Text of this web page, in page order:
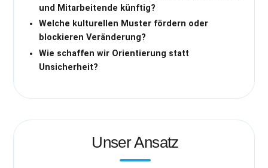
und Mitarbeitende künftig?
Welche kulturellen Muster fördern oder
blockieren Veränderung?
Wie schaffen wir Orientierung statt
Unsicherheit?
Unser Ansatz